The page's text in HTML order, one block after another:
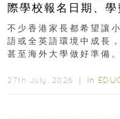
際學校報名日期、
不少香港家長都希望讓
語或全英語環境中成長
甚至海外大學做好準備
27th July, 2026 ｜ In